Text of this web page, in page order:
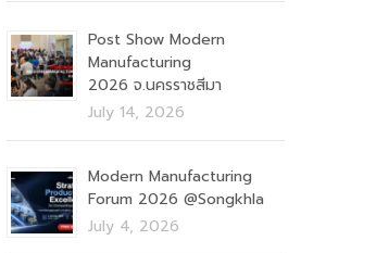
Post Show Modern
Manufacturing
2026 จ.นครราชสีมา
July 14, 2026
Modern Manufacturing
Forum 2026 @Songkhla
July 4, 2026